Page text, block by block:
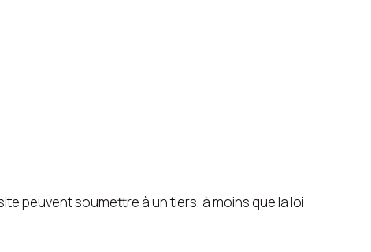
peuvent soumettre à un tiers, à moins que la loi